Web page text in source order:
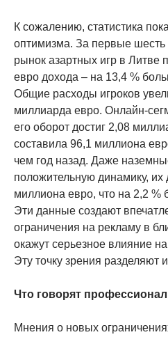
К сожалению, статистика
оптимизма. За первые шесть
рынок азартных игр в Литве
евро дохода – на 13,4 %
Общие расходы игроков
миллиарда евро. Онлайн-
его оборот достиг 2,08
составила 96,1 миллиона
чем год назад. Даже
положительную динамику,
миллиона евро, что на 2,2 %
Эти данные создают
ограничения на рекламу в
окажут серьезное влияние
Эту точку зрения разделяют
Что говорят
Мнения о новых